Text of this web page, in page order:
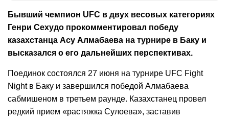
Бывший чемпион UFC в двух весовых категориях
Генри Сехудо прокомментировал победу
казахстанца Асу Алмабаева на турнире в Баку и
высказался о его дальнейших перспективах.
Поединок состоялся 27 июня на турнире UFC Fight
Night в Баку и завершился победой Алмабаева
сабмишеном в третьем раунде. Казахстанец провел
редкий прием «растяжка Сулоева», заставив